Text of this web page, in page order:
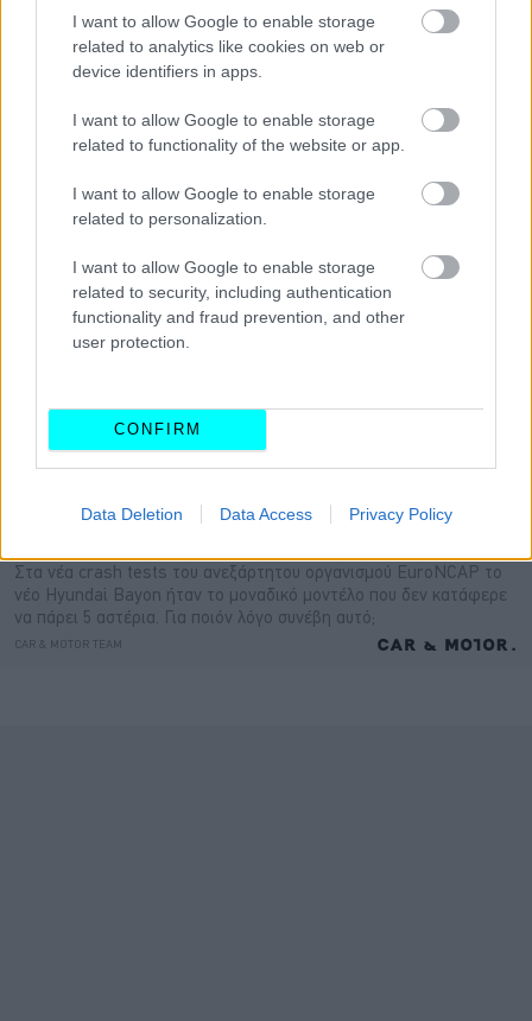
I want to allow Google to enable storage
related to analytics like cookies on web or
device identifiers in apps.
I want to allow Google to enable storage
related to functionality of the website or app.
I want to allow Google to enable storage
related to personalization.
I want to allow Google to enable storage
related to security, including authentication
functionality and fraud prevention, and other
user protection.
CONFIRM
Data Deletion Data Access Privacy Policy
Διαβάστε επίσης: